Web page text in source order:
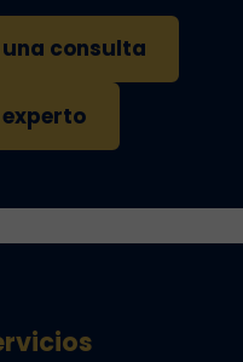
consulta